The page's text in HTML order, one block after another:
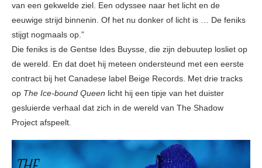
van een gekwelde ziel. Een odyssee naar het licht en de
eeuwige strijd binnenin. Of het nu donker of licht is … De feniks
stijgt nogmaals op.”
Die feniks is de Gentse Ides Buysse, die zijn debuutep losliet op
de wereld. En dat doet hij meteen ondersteund met een eerste
contract bij het Canadese label Beige Records. Met drie tracks
op The Ice-bound Queen licht hij een tipje van het duister
gesluierde verhaal dat zich in de wereld van The Shadow
Project afspeelt.